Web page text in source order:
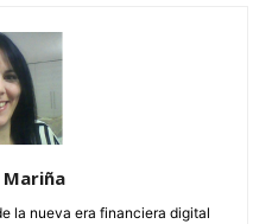
Mariña
la nueva era financiera digital